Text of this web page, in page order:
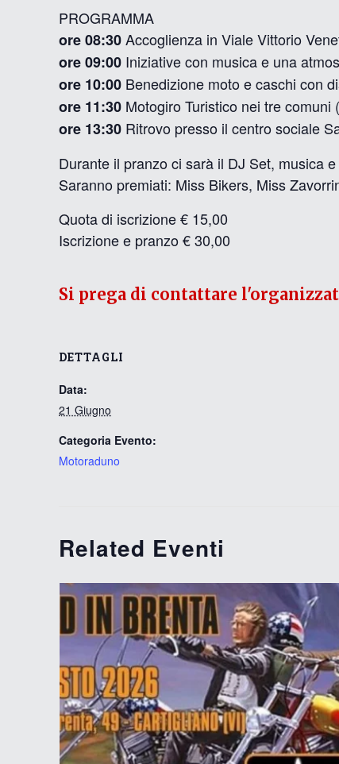
PROGRAMMA
ore 08:30Accoglienza in Viale Vittorio
ore 09:00 Iniziative con musica e una
ore 10:00 Benedizione moto e caschi con
ore 11:30 Motogiro Turistico nei tre
ore 13:30 Ritrovo presso il centro sociale
Durante il pranzo ci sarà il DJ Set, musica
Saranno premiati: Miss Bikers, Miss
Quota di iscrizione € 15,00
Iscrizione e pranzo € 30,00
DETTAGLI
Data:
21 Giugno
Categoria Evento:
Motoraduno
Related Eventi
Si prega di contattare